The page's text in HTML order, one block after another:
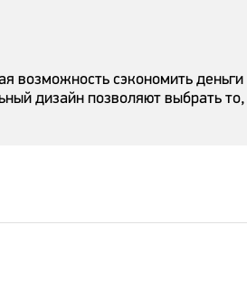
возможность сэкономить
дизайн позволяют выбрать